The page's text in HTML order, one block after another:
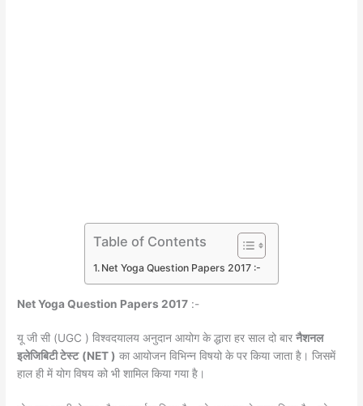
Table of Contents
Net Yoga Question Papers 2017 :-
Net Yoga Question Papers 2017 :-
यू जी सी (UGC ) विश्वदयालय अनुदान आयोग के द्धारा हर साल दो बारनैशनल
इलेजिबिटी टेस्ट (NET ) का आयोजन विभिन्न विषयो के पर किया जाता है। जिसमें
हाल ही में योग विषय को भी शामिल किया गया है।